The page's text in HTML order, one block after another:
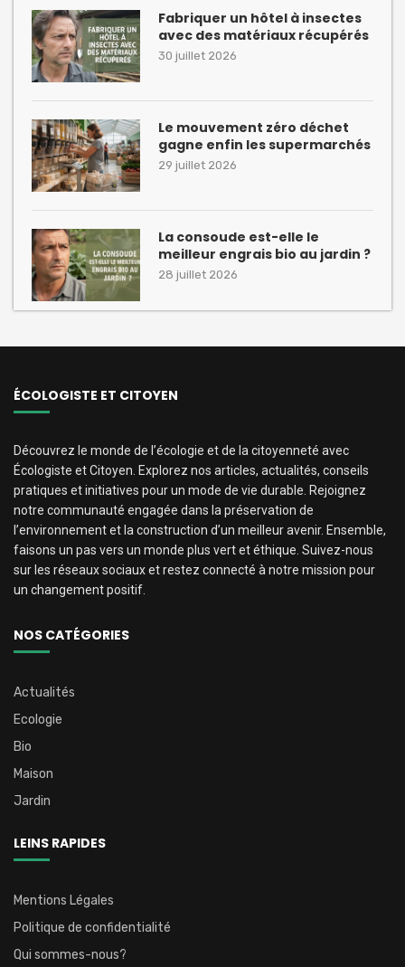
Fabriquer un hôtel à insectes
avec des matériaux récupérés
30 juillet 2026
Le mouvement zéro déchet
gagne enfin les supermarchés
29 juillet 2026
La consoude est-elle le
meilleur engrais bio au jardin ?
28 juillet 2026
ÉCOLOGISTE ET CITOYEN
Découvrez le monde de l’écologie et de la citoyenneté avec
Écologiste et Citoyen. Explorez nos articles, actualités, conseils
pratiques et initiatives pour un mode de vie durable. Rejoignez
notre communauté engagée dans la préservation de
l’environnement et la construction d’un meilleur avenir. Ensemble,
faisons un pas vers un monde plus vert et éthique. Suivez-nous
sur les réseaux sociaux et restez connecté à notre mission pour
un changement positif.
NOS CATÉGORIES
Actualités
Ecologie
Bio
Maison
Jardin
LEINS RAPIDES
Mentions Légales
Politique de confidentialité
Qui sommes-nous?